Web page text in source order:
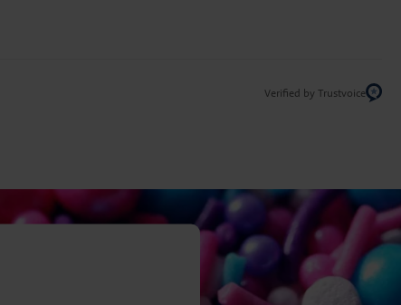
Verified by Trustvoice